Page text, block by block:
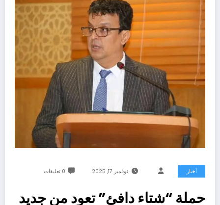
أخبار نوفمبر 17, 2025 0 تعليقات
حملة “شتاء دافئ” تعود من جديد